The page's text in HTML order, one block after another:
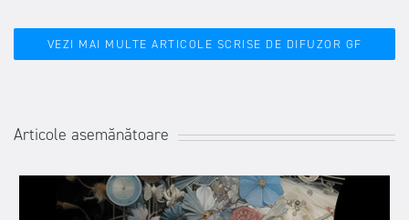
VEZI MAI MULTE ARTICOLE SCRISE DE DIFUZOR GF
Articole asemănătoare